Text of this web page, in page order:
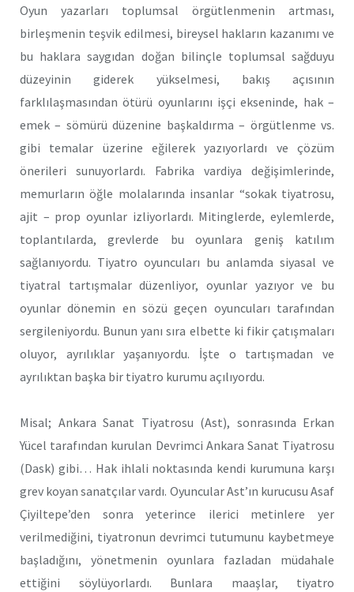
Oyun yazarları toplumsal örgütlenmenin artması,
birleşmenin teşvik edilmesi, bireysel hakların kazanımı ve
bu haklara saygıdan doğan bilinçle toplumsal sağduyu
düzeyinin giderek yükselmesi, bakış açısının
farklılaşmasından ötürü oyunlarını işçi ekseninde, hak –
emek – sömürü düzenine başkaldırma – örgütlenme vs.
gibi temalar üzerine eğilerek yazıyorlardı ve çözüm
önerileri sunuyorlardı. Fabrika vardiya değişimlerinde,
memurların öğle molalarında insanlar “sokak tiyatrosu,
ajit – prop oyunlar izliyorlardı. Mitinglerde, eylemlerde,
toplantılarda, grevlerde bu oyunlara geniş katılım
sağlanıyordu. Tiyatro oyuncuları bu anlamda siyasal ve
tiyatral tartışmalar düzenliyor, oyunlar yazıyor ve bu
oyunlar dönemin en sözü geçen oyuncuları tarafından
sergileniyordu. Bunun yanı sıra elbette ki fikir çatışmaları
oluyor, ayrılıklar yaşanıyordu. İşte o tartışmadan ve
ayrılıktan başka bir tiyatro kurumu açılıyordu.
Misal; Ankara Sanat Tiyatrosu (Ast), sonrasında Erkan
Yücel tarafından kurulan Devrimci Ankara Sanat Tiyatrosu
(Dask) gibi… Hak ihlali noktasında kendi kurumuna karşı
grev koyan sanatçılar vardı. Oyuncular Ast’ın kurucusu Asaf
Çiyiltepe’den sonra yeterince ilerici metinlere yer
verilmediğini, tiyatronun devrimci tutumunu kaybetmeye
başladığını, yönetmenin oyunlara fazladan müdahale
ettiğini söylüyorlardı. Bunlara maaşlar, tiyatro